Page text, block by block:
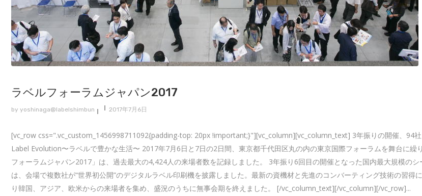
ラベルフォーラムジャパン2017
by yoshinaga@labelshimbun 2017年7月6日
[vc_row css=".vc_custom_1456998711092{padding-top: 20px !important;}"][vc_column][vc_column_text] 3年振りの開催、94
Label Evolution〜ラベルで豊かな生活〜 2017年7月6日と7日の2日間、東京都千代田区丸の内の東京国際フォーラムを舞台に繰
フォーラムジャパン2017」は、過去最大の4,424人の来場者数を記録しました。 3年振り6回目の開催となった国内最大規模のシ
は、会場で複数社が“世界初公開”のデジタルラベル印刷機を披露しました。最新の資機材と先進のコンバーティング技術の習得
り韓国、アジア、欧米からの来場者を集め、盛況のうちに無事会期を終えました。 [/vc_column_text][/vc_column][/vc_row]...